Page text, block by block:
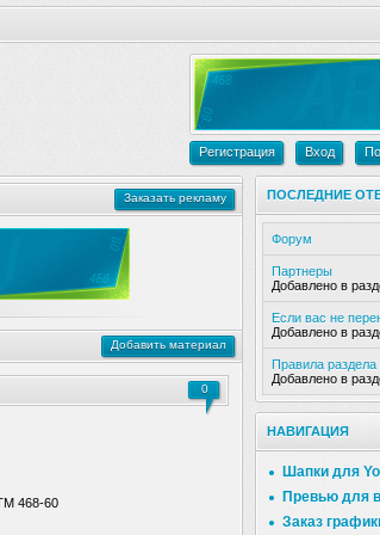
Регистрация Вход
Заказать рекламу
Добавить материал
0
468-60
ПОСЛЕДНИЕ
Форум
Партнеры
Добавлено в
Если вас не
Добавлено в
Правила раздела
Добавлено в
НАВИГАЦИЯ
Шапки для
Превью для
Заказ